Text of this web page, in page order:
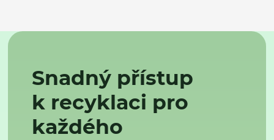
Snadný přístup
k recyklaci pro
každého